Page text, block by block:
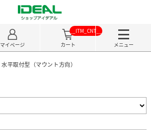
マイページ カート
__ITM_CNT__
メニュー
水平取付型（マウント方向）